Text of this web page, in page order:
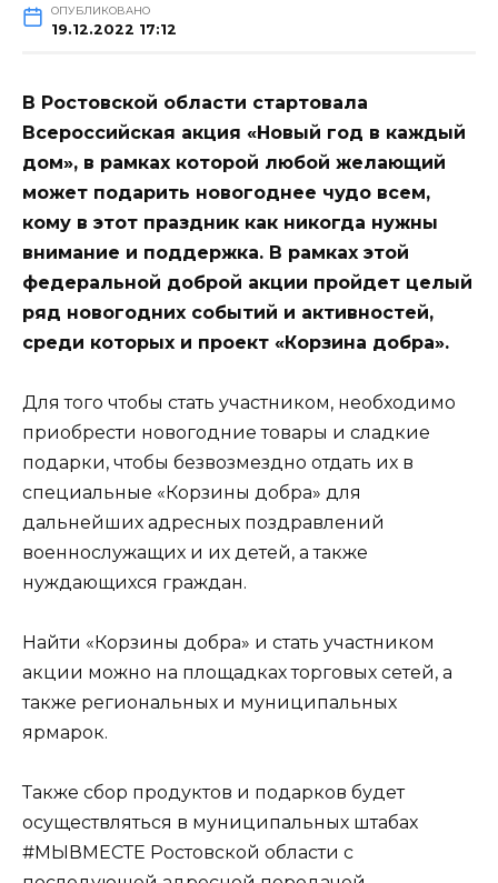
ОПУБЛИКОВАНО
19.12.2022 17:12
В Ростовской области стартовала
Всероссийская акция «Новый год в каждый
дом», в рамках которой любой желающий
может подарить новогоднее чудо всем,
кому в этот праздник как никогда нужны
внимание и поддержка. В рамках этой
федеральной доброй акции пройдет целый
ряд новогодних событий и активностей,
среди которых и проект «Корзина добра».
Для того чтобы стать участником, необходимо
приобрести новогодние товары и сладкие
подарки, чтобы безвозмездно отдать их в
специальные «Корзины добра» для
дальнейших адресных поздравлений
военнослужащих и их детей, а также
нуждающихся граждан.
Найти «Корзины добра» и стать участником
акции можно на площадках торговых сетей, а
также региональных и муниципальных
ярмарок.
Также сбор продуктов и подарков будет
осуществляться в муниципальных штабах
#МЫВМЕСТЕ Ростовской области с